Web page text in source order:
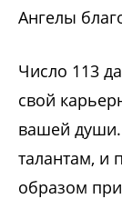
Ангелы
Число 113
свой
вашей души.
талантам, и
образом